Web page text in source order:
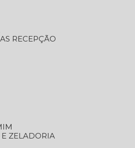
RECEPÇÃO
E ZELADORIA